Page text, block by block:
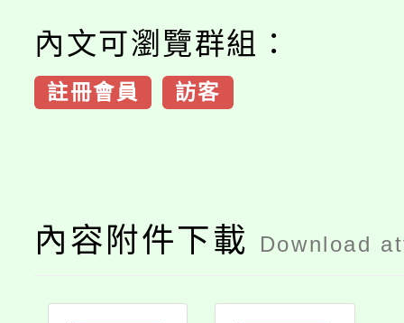
內文可瀏覽群組：
註冊會員 訪客
內容附件下載 Download